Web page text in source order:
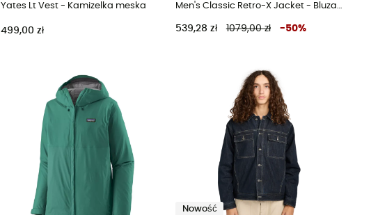
Yates Lt Vest - Kamizelka meska
499,00 zł
Men's Classic Retro-X Jacket - Bluza polarowa meska
539,28 zł 1079,00 zł -50%
Nowość